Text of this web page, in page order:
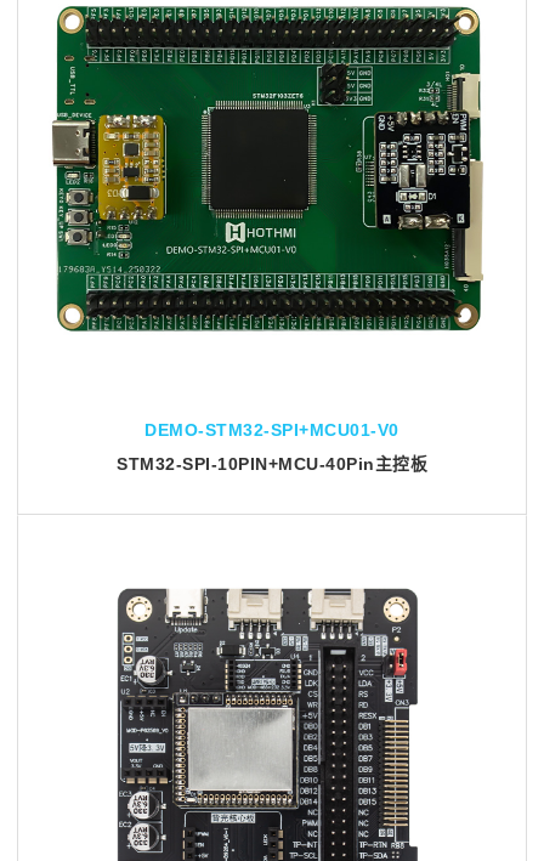
DEMO-STM32-SPI+MCU01-V0
STM32-SPI-10PIN+MCU-40Pin主控板